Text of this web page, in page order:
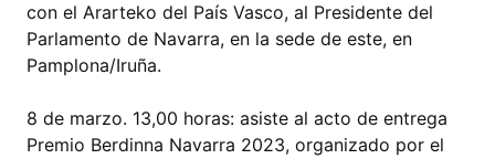
con el Ararteko del País Vasco, al Presidente del
Parlamento de Navarra, en la sede de este, en
Pamplona/Iruña.
8 de marzo. 13,00 horas: asiste al acto de entrega
Premio Berdinna Navarra 2023, organizado por el